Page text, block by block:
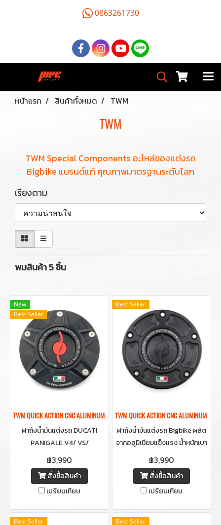
0863261730
หน้าแรก สินค้าทั้งหมด TWM
TWM
TWM Special Components อะไหล่ของแต่งรถ
Bigbike แบรนด์แท้ คุณภาพมาตรฐานระดับโลก
เรียงตาม
พบสินค้า 5 ชิ้น
New
Best Seller
TWM QUICK ACTION CNC ALUMINUM GAS CAP FOR DUCATI PANIGALE V4/
ฝาถังน้ำมันแต่งรถ DUCATI
PANIGALE V4/ VS/
STREETFIGHTER V4/ V2
2025+ ผลิตจากอลูมิเนียมแข็ง
แรง น้ำหนักเบารุ่น Quick
release สามารถเลือกสีฝาบิด
**สำหรับปี 2025+
฿3,990
สั่งซื้อสินค้า
เปรียบเทียบ
Best Seller
TWM QUICK ACTION CNC ALUMINUM GAS
ฝาถังน้ำมันแต่งรถ Bigbike ผลิต
จากอลูมิเนียมแข็งแรง น้ำหนักเบา
รุ่น Quick release สามารถเลือก
สีฝาบิดตรงกลางได้ให้เข้ากับตัว
รถ
฿3,990
สั่งซื้อสินค้า
เปรียบเทียบ
Best Seller Best Seller